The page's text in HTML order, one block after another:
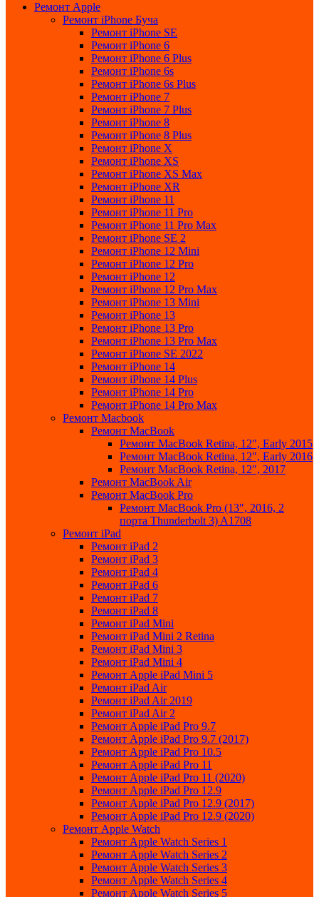
Ремонт Apple
Ремонт iPhone Буча
Ремонт iPhone SE
Ремонт iPhone 6
Ремонт iPhone 6 Plus
Ремонт iPhone 6s
Ремонт iPhone 6s Plus
Ремонт iPhone 7
Ремонт iPhone 7 Plus
Ремонт iPhone 8
Ремонт iPhone 8 Plus
Ремонт iPhone X
Ремонт iPhone XS
Ремонт iPhone XS Max
Ремонт iPhone XR
Ремонт iPhone 11
Ремонт iPhone 11 Pro
Ремонт iPhone 11 Pro Max
Ремонт iPhone SE 2
Ремонт iPhone 12 Mini
Ремонт iPhone 12 Pro
Ремонт iPhone 12
Ремонт iPhone 12 Pro Max
Ремонт iPhone 13 Mini
Ремонт iPhone 13
Ремонт iPhone 13 Pro
Ремонт iPhone 13 Pro Max
Ремонт iPhone SE 2022
Ремонт iPhone 14
Ремонт iPhone 14 Plus
Ремонт iPhone 14 Pro
Ремонт iPhone 14 Pro Max
Ремонт Macbook
Ремонт MacBook
Ремонт MacBook Retina, 12″, Early 2015
Ремонт MacBook Retina, 12″, Early 2016
Ремонт MacBook Retina, 12″, 2017
Ремонт MacBook Air
Ремонт MacBook Pro
Ремонт MacBook Pro (13″, 2016, 2
порта Thunderbolt 3) A1708
Ремонт iPad
Ремонт iPad 2
Ремонт iPad 3
Ремонт iPad 4
Ремонт iPad 6
Ремонт iPad 7
Ремонт iPad 8
Ремонт iPad Mini
Ремонт iPad Mini 2 Retina
Ремонт iPad Mini 3
Ремонт iPad Mini 4
Ремонт Apple iPad Mini 5
Ремонт iPad Air
Ремонт iPad Air 2019
Ремонт iPad Air 2
Ремонт Apple iPad Pro 9.7
Ремонт Apple iPad Pro 9.7 (2017)
Ремонт Apple iPad Pro 10.5
Ремонт Apple iPad Pro 11
Ремонт Apple iPad Pro 11 (2020)
Ремонт Apple iPad Pro 12.9
Ремонт Apple iPad Pro 12.9 (2017)
Ремонт Apple iPad Pro 12.9 (2020)
Ремонт Apple Watch
Ремонт Apple Watch Series 1
Ремонт Apple Watch Series 2
Ремонт Apple Watch Series 3
Ремонт Apple Watch Series 4
Ремонт Apple Watch Series 5